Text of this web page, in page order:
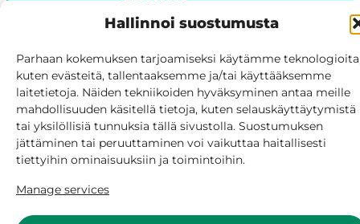
Hallinnoi suostumusta
Parhaan kokemuksen tarjoamiseksi käytämme
kuten evästeitä, tallentaaksemme ja/tai käyttääksemme
laitetietoja. Näiden tekniikoiden hyväksyminen antaa meille
mahdollisuuden käsitellä tietoja, kuten selauskäyttäytymistä
tai yksilöllisiä tunnuksia tällä sivustolla. Suostumuksen
jättäminen tai peruuttaminen voi vaikuttaa haitallisesti
tiettyihin ominaisuuksiin ja toimintoihin.
Manage services
© Siilinjärvi 2025
Give feedback
Online services
Billing and invoicing
Accessibility